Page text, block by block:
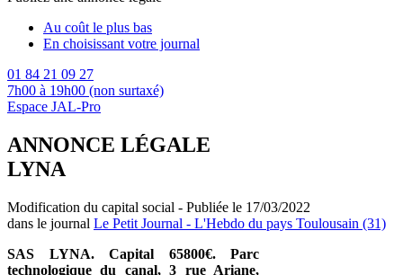
Au coût le plus bas
En choisissant votre journal
01 84 21 09 27
7h00 à 19h00 (non surtaxé)
Espace JAL-Pro
ANNONCE LÉGALE
LYNA
Modification du capital social - Publiée le 17/03/2022
dans le journal Le Petit Journal - L'Hebdo du pays Toulousain (31)
SAS LYNA. Capital 65800€. Parc
technologique du canal, 3 rue Ariane,